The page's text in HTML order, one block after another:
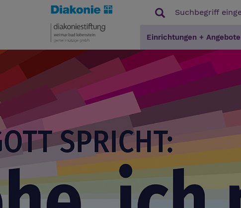
Einrichtungen + Angebote